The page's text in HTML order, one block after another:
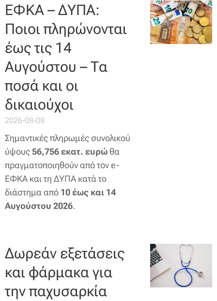
ΕΦΚΑ – ΔΥΠΑ:
Ποιοι πληρώνονται
έως τις 14
Αυγούστου – Τα
ποσά και οι
δικαιούχοι
2026-08-08
Σημαντικές πληρωμές συνολικού
ύψους56,756 εκατ. ευρώθα
πραγματοποιηθούν από τον e-
ΕΦΚΑ και τη ΔΥΠΑ κατά το
διάστημα από 10 έως και 14
Αυγούστου 2026.
Δωρεάν εξετάσεις
και φάρμακα για
την παχυσαρκία